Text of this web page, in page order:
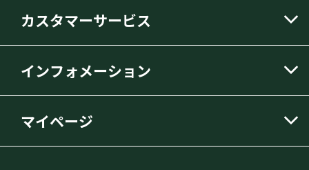
カスタマーサービス
インフォメーション
マイページ